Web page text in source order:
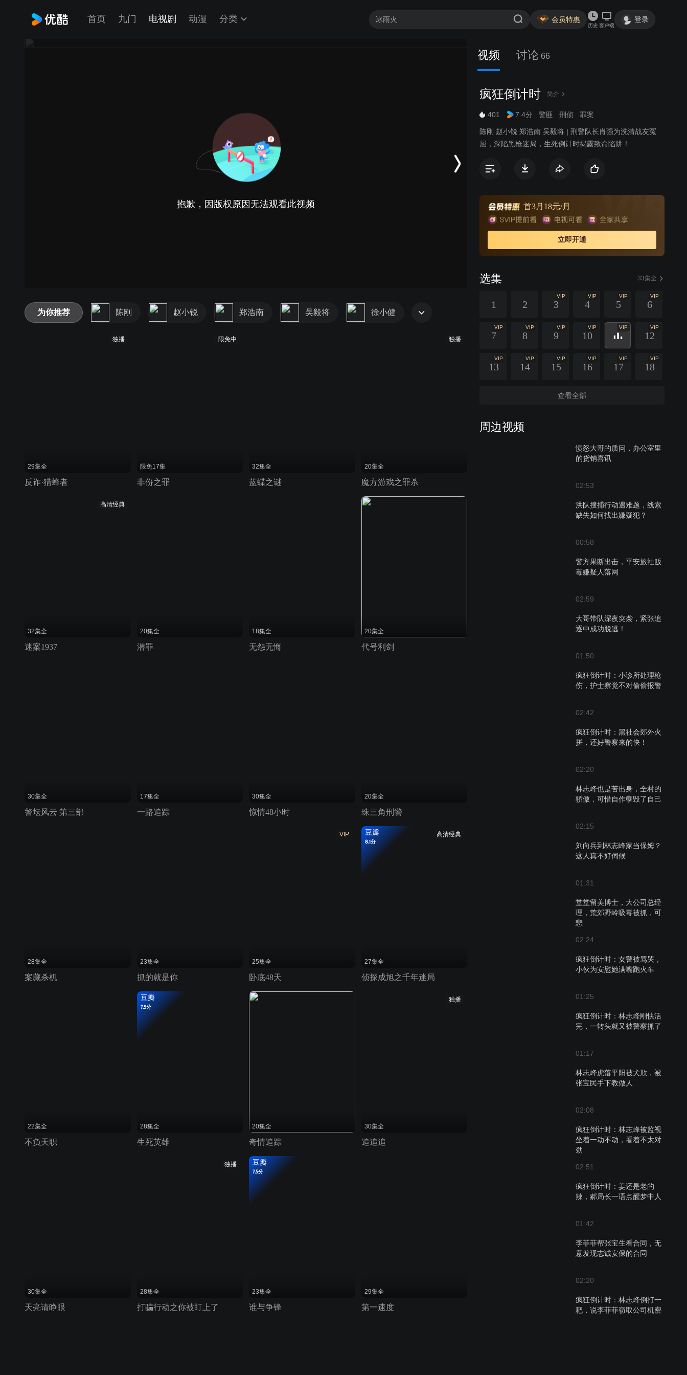
首页 九门 电视剧 动漫 分类 会员特惠
历史 客户端
登录
抱歉，因版权原因无法观看此视频
视频 讨论 66
疯狂倒计时 简介
401 7.4分 警匪 刑侦 罪案
陈刚 赵小锐 郑浩南 吴毅将 | 刑警队长肖强为洗清战友冤
屈，深陷黑枪迷局，生死倒计时揭露致命陷阱！
首3月18元/月
立即开通
选集 33集全
1 2
VIP
3
VIP
4
VIP
5
VIP
6
VIP
7
VIP
8
VIP
9
VIP
10
VIP VIP
12
VIP
13
VIP
14
VIP
15
VIP
16
VIP
17
VIP
18
查看全部
周边视频
愤怒大哥的质问，办公室里
的货销喜讯
02:53
洪队搜捕行动遇难题，线索
缺失如何找出嫌疑犯？
00:58
警方果断出击，平安旅社贩
毒嫌疑人落网
02:59
大哥带队深夜突袭，紧张追
逐中成功脱逃！
01:50
疯狂倒计时：小诊所处理枪
伤，护士察觉不对偷偷报警
02:42
疯狂倒计时：黑社会郊外火
拼，还好警察来的快！
02:20
林志峰也是苦出身，全村的
骄傲，可惜自作孽毁了自己
02:15
刘向兵到林志峰家当保姆？
这人真不好伺候
01:31
堂堂留美博士，大公司总经
理，荒郊野岭吸毒被抓，可
悲
02:24
疯狂倒计时：女警被骂哭，
小伙为安慰她满嘴跑火车
01:25
疯狂倒计时：林志峰刚快活
完，一转头就又被警察抓了
01:17
林志峰虎落平阳被犬欺，被
张宝民手下教做人
02:08
疯狂倒计时：林志峰被监视
坐着一动不动，看着不太对
劲
02:51
疯狂倒计时：姜还是老的
辣，郝局长一语点醒梦中人
01:42
李菲菲帮张宝生看合同，无
意发现志诚安保的合同
02:20
疯狂倒计时：林志峰倒打一
耙，说李菲菲窃取公司机密
为你推荐 陈刚 赵小锐 郑浩南 吴毅将 徐小健
独播
29集全
反诈·猎蜂者
限免中
限免17集
非份之罪
32集全
蓝蝶之谜
独播
20集全
魔方游戏之罪杀
高清经典
32集全
迷案1937
20集全
潜罪
18集全
无怨无悔
20集全
代号利剑
30集全
警坛风云 第三部
17集全
一路追踪
30集全
惊情48小时
20集全
珠三角刑警
28集全
案藏杀机
23集全
抓的就是你
VIP
25集全
卧底48天
高清经典
豆瓣
8.1分
27集全
侦探成旭之千年迷局
22集全
不负天职
豆瓣
7.5分
28集全
生死英雄
20集全
奇情追踪
独播
30集全
追追追
30集全
天亮请睁眼
独播
28集全
打骗行动之你被盯上了
豆瓣
7.5分
23集全
谁与争锋
29集全
第一速度